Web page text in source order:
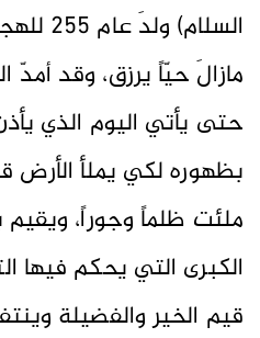
مازالَ حيّاً يرزق، وقد
حتى يأتي اليوم الذي
بظهوره لكي يملأ الأرض
ملئت ظلماً وجوراً،
الكبرى التي يحكم فيها
قيم الخير والفضيلة